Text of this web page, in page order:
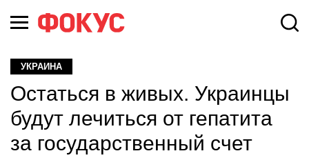
УКРАИНА
Остаться в живых. Украинцы
будут лечиться от гепатита
за государственный счет